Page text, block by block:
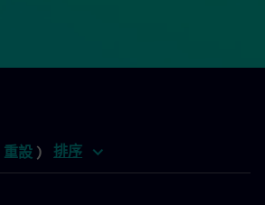
重設 ) 排序